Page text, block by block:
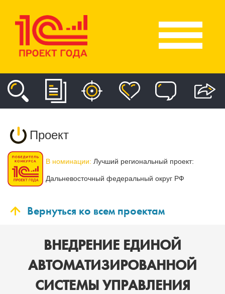
Проект
В номинации: Лучший региональный проект:
Дальневосточный федеральный округ РФ
Вернуться ко всем проектам
ВНЕДРЕНИЕ ЕДИНОЙ
АВТОМАТИЗИРОВАННОЙ
СИСТЕМЫ УПРАВЛЕНИЯ